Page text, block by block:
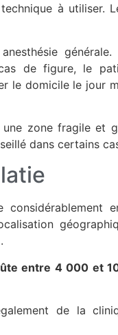
à utiliser.
de figure, le
le domicile le jour
une zone fragile et
dans certains
entre 4 000 et
de la